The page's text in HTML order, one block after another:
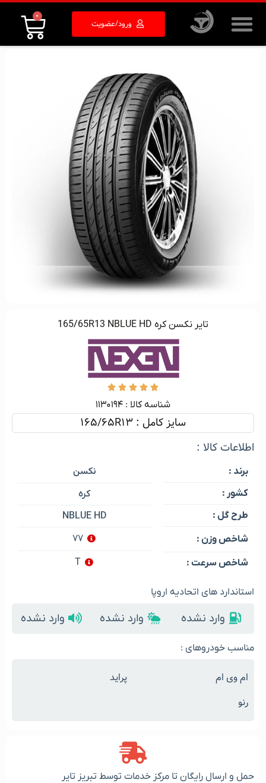
ورود/عضویت
0
تایر نكسن كره 165/65R13 NBLUE HD





شناسه کالا :‌ ۱۱۳۰۱۹۴
سایز کامل : 165/65R13
اطلاعات کالا :
برند :
کشور :
طرح گل :
شاخص وزن :
شاخص سرعت :
نکسن
کره
NBLUE HD
۷۷
T
استاندارد های اتحادیه اروپا
وارد نشده وارد نشده وارد نشده
مناسب خودروهای :
ام وی ام
پراید
رنو
حمل و ارسال رایگان تا مرکز خدمات توسط تبریز تایر